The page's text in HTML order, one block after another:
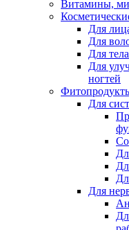
Витамины,
Для
Для
Для тела
Для
ногтей
Для
Для